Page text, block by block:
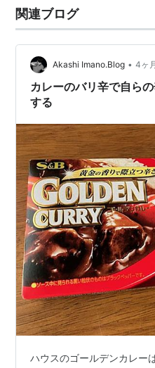
関連ブログ
Akashi Imano.Blog • 4ヶ
カレーのバリ辛で自ら
する
ハウスのゴールデンカレー